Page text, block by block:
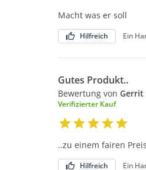
Macht was er soll
Hilfreich Ein
Gutes Produkt..
Bewertung von Gerrit
Verifizierter Kauf
..zu einem fairen Preis
Hilfreich Ein